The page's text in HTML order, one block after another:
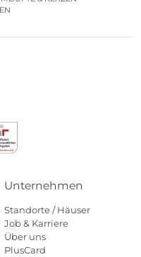
Unternehmen
Standorte / Häuser
Job & Karriere
Über uns
PlusCard